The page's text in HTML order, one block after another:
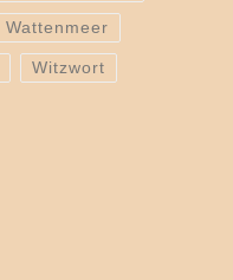
Wattenmeer
Witzwort